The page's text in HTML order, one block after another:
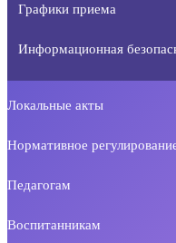
Графики приема
Информационная
Локальные акты
Нормативное
Педагогам
Воспитанникам